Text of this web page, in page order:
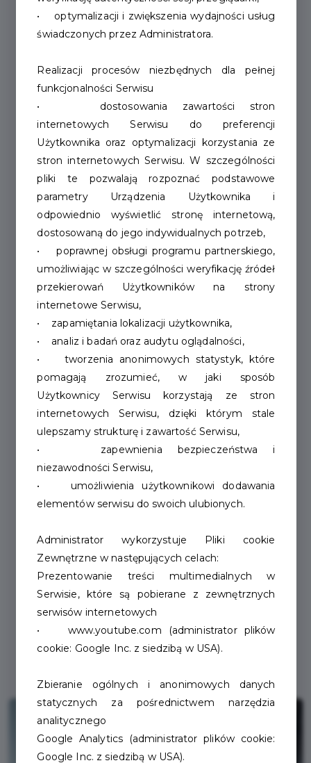
• optymalizacji i zwiększenia wydajności usług
świadczonych przez Administratora.
Realizacji procesów niezbędnych dla pełnej
funkcjonalności Serwisu
• dostosowania zawartości stron
internetowych Serwisu do preferencji
Użytkownika oraz optymalizacji korzystania ze
stron internetowych Serwisu. W szczególności
pliki te pozwalają rozpoznać podstawowe
parametry Urządzenia Użytkownika i
odpowiednio wyświetlić stronę internetową,
dostosowaną do jego indywidualnych potrzeb,
• poprawnej obsługi programu partnerskiego,
umożliwiając w szczególności weryfikację źródeł
przekierowań Użytkowników na strony
internetowe Serwisu,
• zapamiętania lokalizacji użytkownika,
• analiz i badań oraz audytu oglądalności,
• tworzenia anonimowych statystyk, które
pomagają zrozumieć, w jaki sposób
Użytkownicy Serwisu korzystają ze stron
internetowych Serwisu, dzięki którym stale
ulepszamy strukturę i zawartość Serwisu,
• zapewnienia bezpieczeństwa i
niezawodności Serwisu,
• umożliwienia użytkownikowi dodawania
elementów serwisu do swoich ulubionych.
Administrator wykorzystuje Pliki cookie
Zewnętrzne w następujących celach:
Prezentowanie treści multimedialnych w
Serwisie, które są pobierane z zewnętrznych
serwisów internetowych
• www.youtube.com (administrator plików
cookie: Google Inc. z siedzibą w USA).
Zbieranie ogólnych i anonimowych danych
statycznych za pośrednictwem narzędzia
analitycznego
Google Analytics (administrator plików cookie:
Google Inc. z siedzibą w USA).